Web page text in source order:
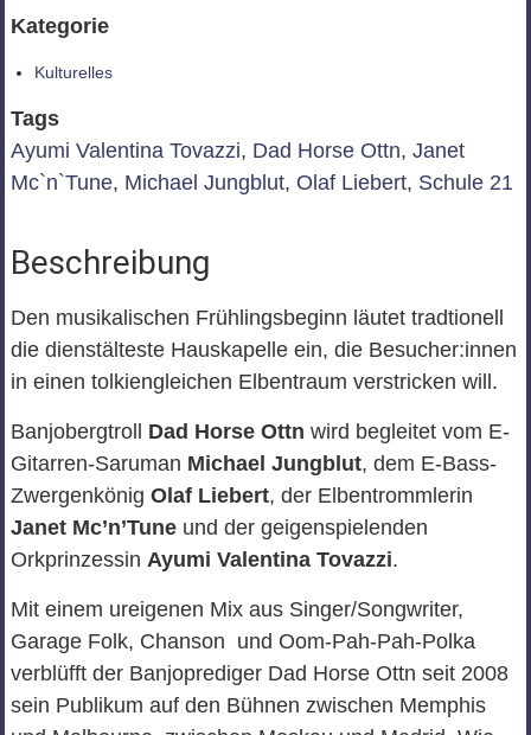
Kategorie
Kulturelles
Tags
Ayumi Valentina Tovazzi, Dad Horse Ottn, Janet
Mc`n`Tune, Michael Jungblut, Olaf Liebert, Schule 21
Beschreibung
Den musikalischen Frühlingsbeginn läutet tradtionell
die dienstälteste Hauskapelle ein, die Besucher:innen
in einen tolkiengleichen Elbentraum verstricken will.
Banjobergtroll Dad Horse Ottn wird begleitet vom E-
Gitarren-Saruman Michael Jungblut, dem E-Bass-
Zwergenkönig Olaf Liebert, der Elbentrommlerin
Janet Mc’n’Tuneund der geigenspielenden
Orkprinzessin Ayumi Valentina Tovazzi.
Mit einem ureigenen Mix aus Singer/Songwriter,
Garage Folk, Chanson und Oom-Pah-Pah-Polka
verblüfft der Banjoprediger Dad Horse Ottn seit 2008
sein Publikum auf den Bühnen zwischen Memphis